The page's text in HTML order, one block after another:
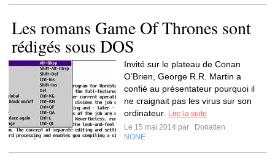
Les romans Game Of Thrones sont
rédigés sous DOS
Invité sur le plateau de Conan
O’Brien, George R.R. Martin a
confié au présentateur pourquoi il
ne craignait pas les virus sur son
ordinateur.
Lire la suite
Le 15 mai 2014 par
Donatien
NONE